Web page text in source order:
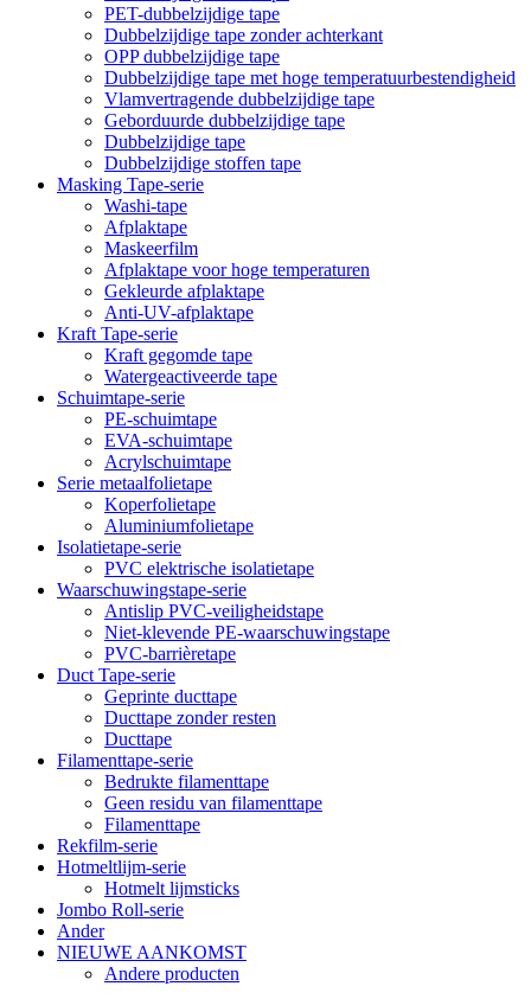
PET-dubbelzijdige tape
Dubbelzijdige tape zonder achterkant
OPP dubbelzijdige tape
Dubbelzijdige tape met hoge temperatuurbestendigheid
Vlamvertragende dubbelzijdige tape
Geborduurde dubbelzijdige tape
Dubbelzijdige tape
Dubbelzijdige stoffen tape
Masking Tape-serie
Washi-tape
Afplaktape
Maskeerfilm
Afplaktape voor hoge temperaturen
Gekleurde afplaktape
Anti-UV-afplaktape
Kraft Tape-serie
Kraft gegomde tape
Watergeactiveerde tape
Schuimtape-serie
PE-schuimtape
EVA-schuimtape
Acrylschuimtape
Serie metaalfolietape
Koperfolietape
Aluminiumfolietape
Isolatietape-serie
PVC elektrische isolatietape
Waarschuwingstape-serie
Antislip PVC-veiligheidstape
Niet-klevende PE-waarschuwingstape
PVC-barrièretape
Duct Tape-serie
Geprinte ducttape
Ducttape zonder resten
Ducttape
Filamenttape-serie
Bedrukte filamenttape
Geen residu van filamenttape
Filamenttape
Rekfilm-serie
Hotmeltlijm-serie
Hotmelt lijmsticks
Jombo Roll-serie
Ander
NIEUWE AANKOMST
Andere producten